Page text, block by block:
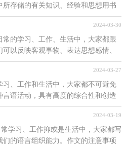
存储的有关知识、经验和思想用书
信许多人会觉得作...
2024-03-30
的学习、工作、生活中，大家都跟
以反映客观事物、表达思想感情、
想、有文采的作文...
2024-03-27
、工作和生活中，大家都不可避免
语活动，具有高度的综合性和创造
面是小编为大家收集的有...
2024-03-19
学习、工作抑或是生活中，大家都写
的语言组织能力。作文的注意事项